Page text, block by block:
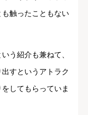
触ったこともない
う紹介も兼ねて、
すというアトラク
してもらっていま